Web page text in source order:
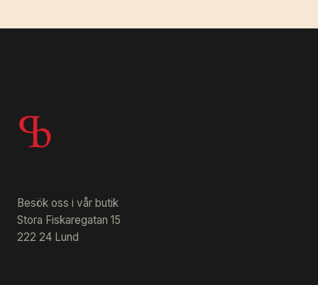
Besök oss i vår butik
Stora Fiskaregatan 15
222 24 Lund